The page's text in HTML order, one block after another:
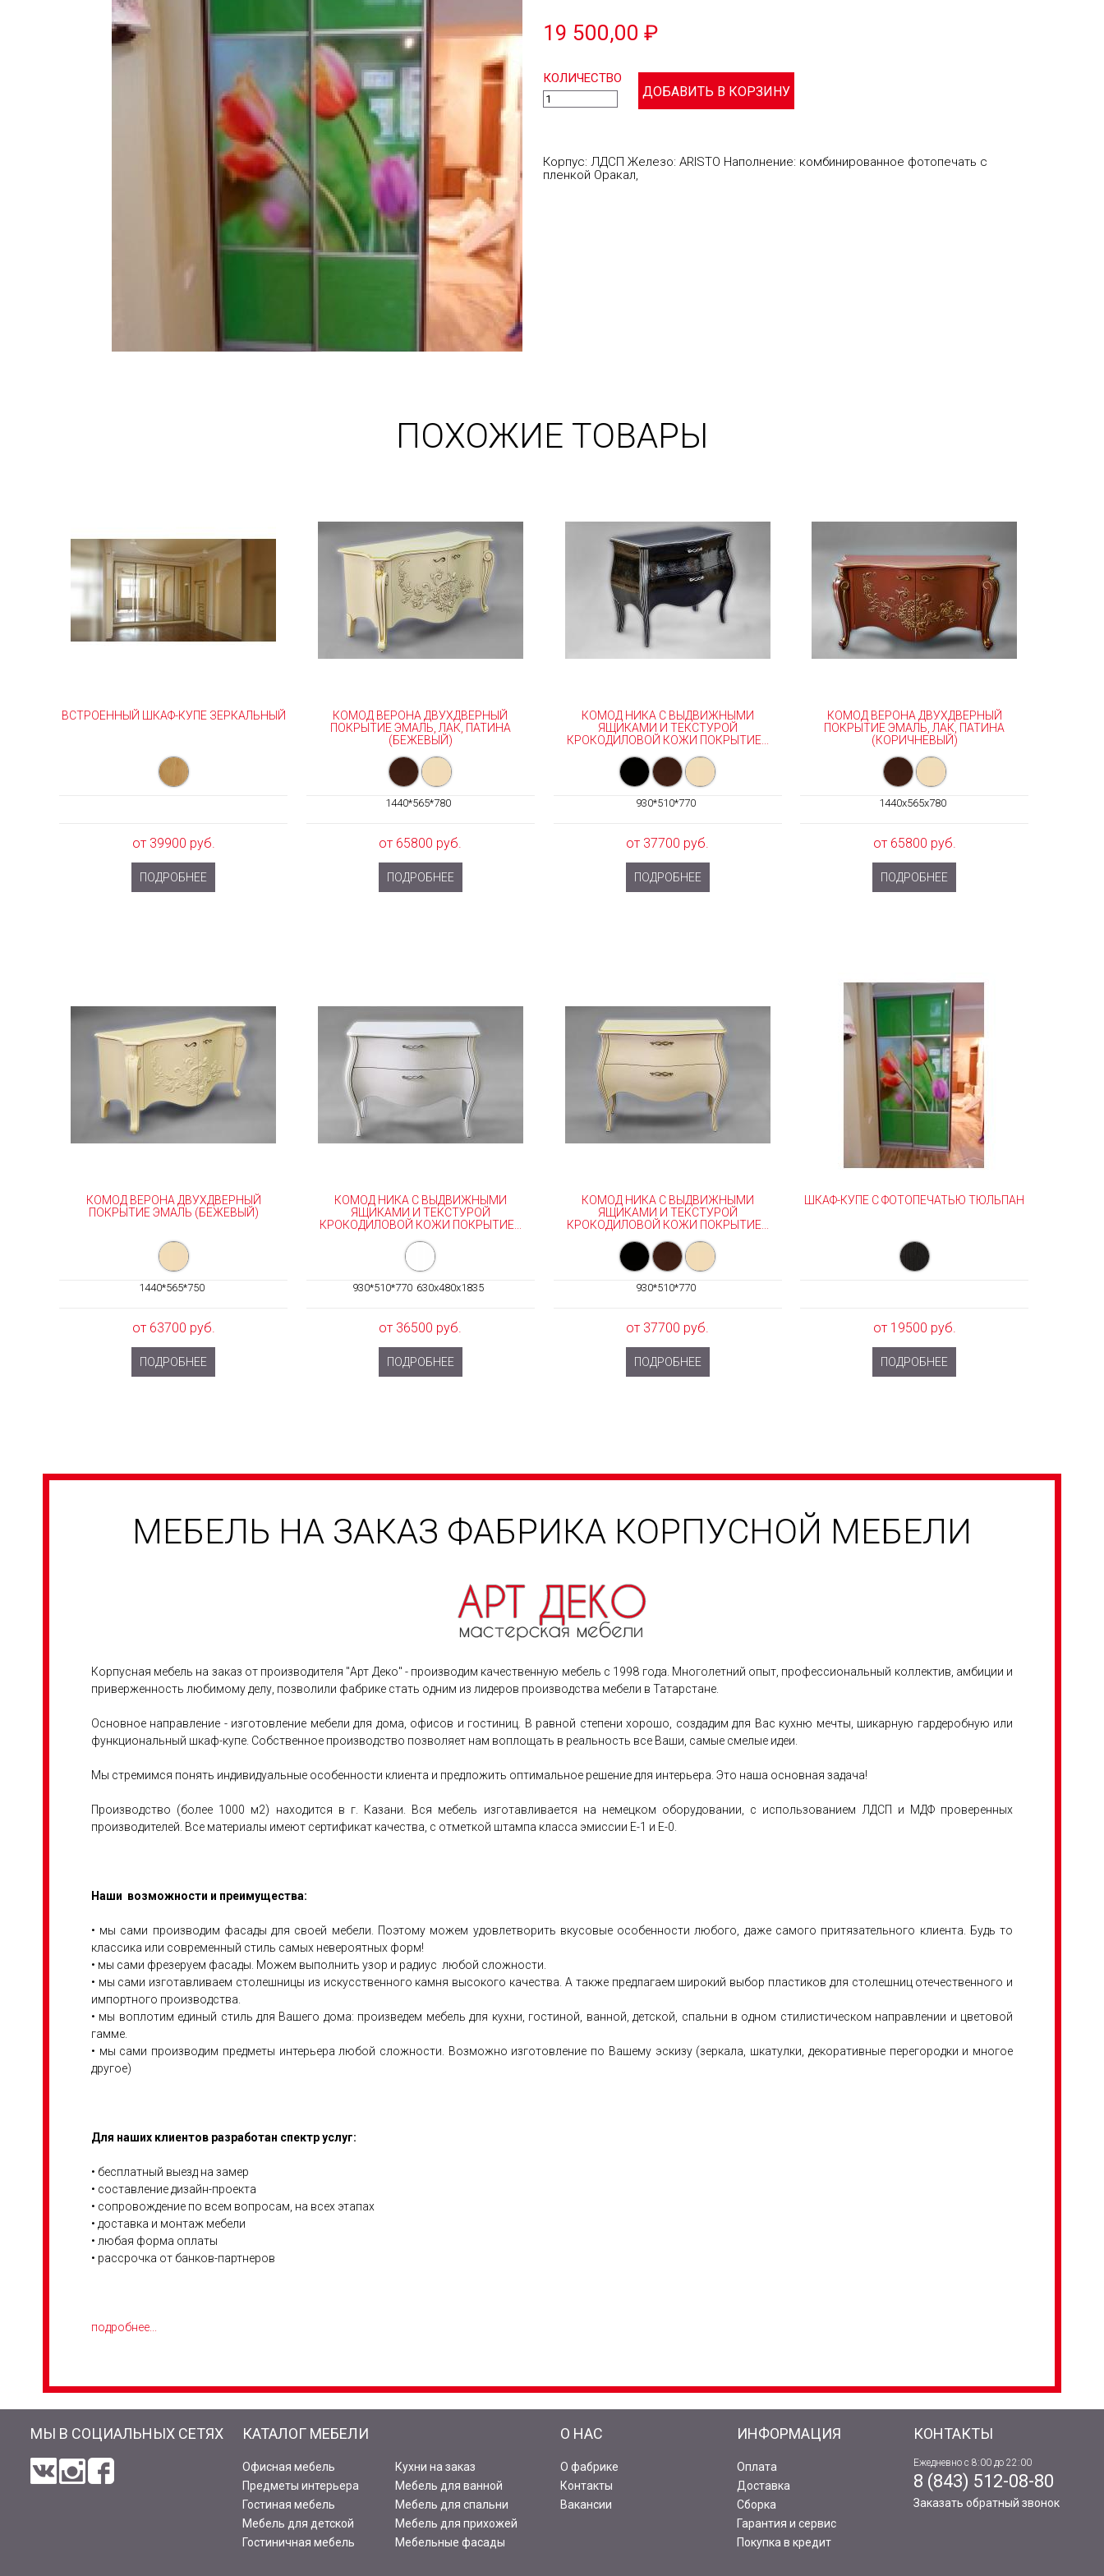
19 500,00 ₽
КОЛИЧЕСТВО
Корпус: ЛДСП Железо: ARISTO Наполнение: комбинированное фотопечать с
пленкой Оракал,
ПОХОЖИЕ ТОВАРЫ
ВСТРОЕННЫЙ ШКАФ-КУПЕ ЗЕРКАЛЬНЫЙ
от 39900 руб.
ПОДРОБНЕЕ
КОМОД ВЕРОНА ДВУХДВЕРНЫЙ
ПОКРЫТИЕ ЭМАЛЬ, ЛАК, ПАТИНА
(БЕЖЕВЫЙ)
1440*565*780
от 65800 руб.
ПОДРОБНЕЕ
КОМОД НИКА С ВЫДВИЖНЫМИ
ЯЩИКАМИ И ТЕКСТУРОЙ
КРОКОДИЛОВОЙ КОЖИ ПОКРЫТИЕ...
930*510*770
от 37700 руб.
ПОДРОБНЕЕ
КОМОД ВЕРОНА ДВУХДВЕРНЫЙ
ПОКРЫТИЕ ЭМАЛЬ, ЛАК, ПАТИНА
(КОРИЧНЕВЫЙ)
1440x565x780
от 65800 руб.
ПОДРОБНЕЕ
КОМОД ВЕРОНА ДВУХДВЕРНЫЙ
ПОКРЫТИЕ ЭМАЛЬ (БЕЖЕВЫЙ)
1440*565*750
от 63700 руб.
ПОДРОБНЕЕ
КОМОД НИКА С ВЫДВИЖНЫМИ
ЯЩИКАМИ И ТЕКСТУРОЙ
КРОКОДИЛОВОЙ КОЖИ ПОКРЫТИЕ...
930*510*770 630x480x1835
от 36500 руб.
ПОДРОБНЕЕ
КОМОД НИКА С ВЫДВИЖНЫМИ
ЯЩИКАМИ И ТЕКСТУРОЙ
КРОКОДИЛОВОЙ КОЖИ ПОКРЫТИЕ...
930*510*770
от 37700 руб.
ПОДРОБНЕЕ
ШКАФ-КУПЕ С ФОТОПЕЧАТЬЮ ТЮЛЬПАН
от 19500 руб.
ПОДРОБНЕЕ
МЕБЕЛЬ НА ЗАКАЗ ФАБРИКА КОРПУСНОЙ МЕБЕЛИ
Корпусная мебель на заказ от производителя "Арт Деко" - производим качественную мебель с 1998 года. Многолетний опыт, профессиональный коллектив, амбиции и
приверженность любимому делу, позволили фабрике стать одним из лидеров производства мебели в Татарстане.
Основное направление - изготовление мебели для дома, офисов и гостиниц. В равной степени хорошо, создадим для Вас кухню мечты, шикарную гардеробную или
функциональный шкаф-купе. Собственное производство позволяет нам воплощать в реальность все Ваши, самые смелые идеи.
Мы стремимся понять индивидуальные особенности клиента и предложить оптимальное решение для интерьера. Это наша основная задача!
Производство (более 1000 м2) находится в г. Казани. Вся мебель изготавливается на немецком оборудовании, с использованием ЛДСП и МДФ проверенных
производителей. Все материалы имеют сертификат качества, с отметкой штампа класса эмиссии Е-1 и Е-0.
Наши возможности и преимущества:
• мы сами производим фасады для своей мебели. Поэтому можем удовлетворить вкусовые особенности любого, даже самого притязательного клиента. Будь то
классика или современный стиль самых невероятных форм!
• мы сами фрезеруем фасады. Можем выполнить узор и радиус любой сложности.
• мы сами изготавливаем столешницы из искусственного камня высокого качества. А также предлагаем широкий выбор пластиков для столешниц отечественного и
импортного производства.
• мы воплотим единый стиль для Вашего дома: произведем мебель для кухни, гостиной, ванной, детской, спальни в одном стилистическом направлении и цветовой
гамме.
• мы сами производим предметы интерьера любой сложности. Возможно изготовление по Вашему эскизу (зеркала, шкатулки, декоративные перегородки и многое
другое)
Для наших клиентов разработан спектр услуг:
• бесплатный выезд на замер
• составление дизайн-проекта
• сопровождение по всем вопросам, на всех этапах
• доставка и монтаж мебели
• любая форма оплаты
• рассрочка от банков-партнеров
подробнее...
МЫ В СОЦИАЛЬНЫХ СЕТЯХ КАТАЛОГ МЕБЕЛИ
Офисная мебель
Предметы интерьера
Гостиная мебель
Мебель для детской
Гостиничная мебель
Кухни на заказ
Мебель для ванной
Мебель для спальни
Мебель для прихожей
Мебельные фасады
О НАС
О фабрике
Контакты
Вакансии
ИНФОРМАЦИЯ
Оплата
Доставка
Сборка
Гарантия и сервис
Покупка в кредит
КОНТАКТЫ
Ежедневно с 8:00 до 22:00
8 (843) 512-08-80
Заказать обратный звонок